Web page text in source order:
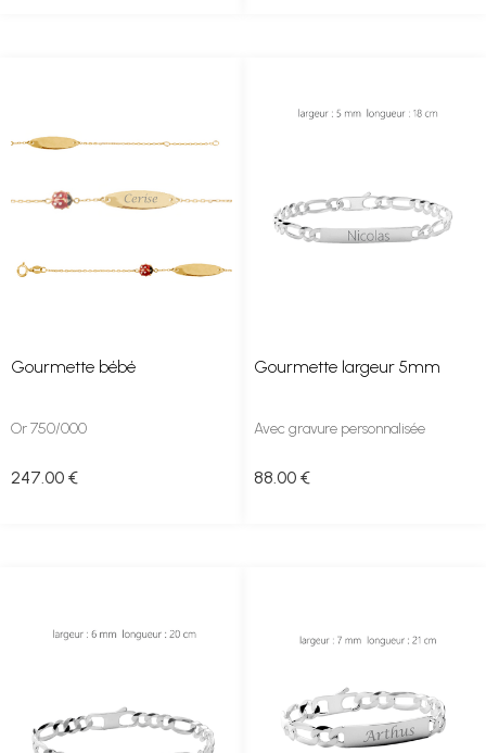
Gourmette bébé
Or 750/000
247 .00 €
Gourmette largeur 5mm
Avec gravure personnalisée
88 .00 €